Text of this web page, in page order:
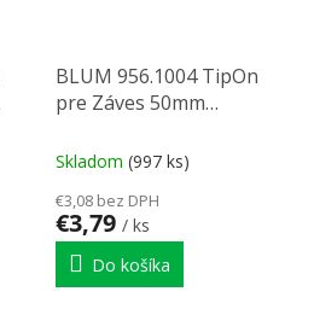
BLUM 956.1004 TipOn
pre Záves 50mm
Skladom (997 ks)
€3,08 bez DPH
€3,79 / ks
Do košíka